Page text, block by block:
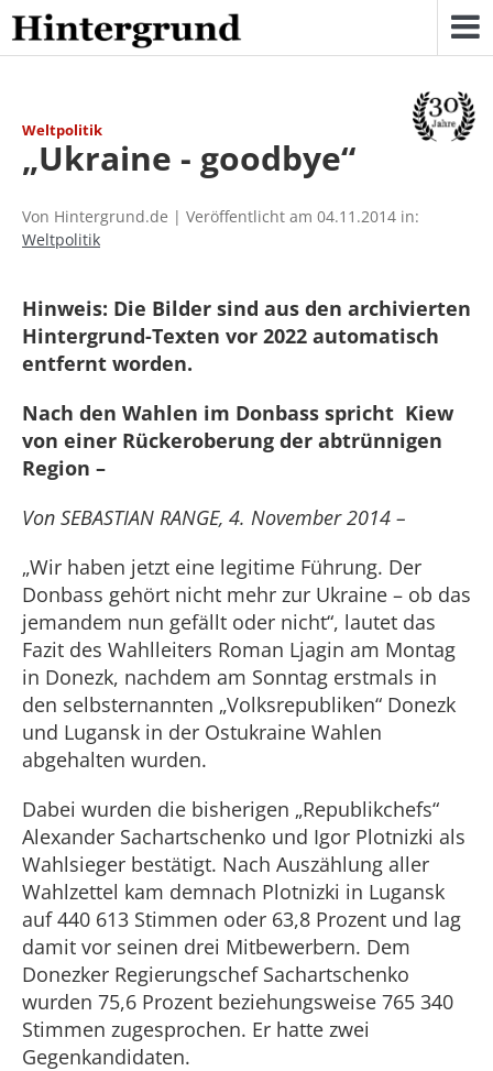
Skip
to
content
Weltpolitik
„Ukraine - goodbye“
Von Hintergrund.de | Veröffentlicht am 04.11.2014 in:
Weltpolitik
Hinweis: Die Bilder sind aus den archivierten
Hintergrund-Texten vor 2022 automatisch
entfernt worden.
Nach den Wahlen im Donbass spricht Kiew
von einer Rückeroberung der abtrünnigen
Region –
Von SEBASTIAN RANGE, 4. November 2014 –
„Wir haben jetzt eine legitime Führung. Der
Donbass gehört nicht mehr zur Ukraine – ob das
jemandem nun gefällt oder nicht“, lautet das
Fazit des Wahlleiters Roman Ljagin am Montag
in Donezk, nachdem am Sonntag erstmals in
den selbsternannten „Volksrepubliken“ Donezk
und Lugansk in der Ostukraine Wahlen
abgehalten wurden.
Dabei wurden die bisherigen „Republikchefs“
Alexander Sachartschenko und Igor Plotnizki als
Wahlsieger bestätigt. Nach Auszählung aller
Wahlzettel kam demnach Plotnizki in Lugansk
auf 440 613 Stimmen oder 63,8 Prozent und lag
damit vor seinen drei Mitbewerbern. Dem
Donezker Regierungschef Sachartschenko
wurden 75,6 Prozent beziehungsweise 765 340
Stimmen zugesprochen. Er hatte zwei
Gegenkandidaten.